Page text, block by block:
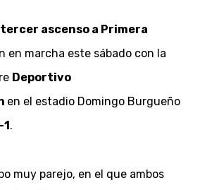
ascenso a Primera
en marcha este sábado con la
Deportivo
en el estadio Domingo Burgueño
1.
muy parejo, en el que ambos